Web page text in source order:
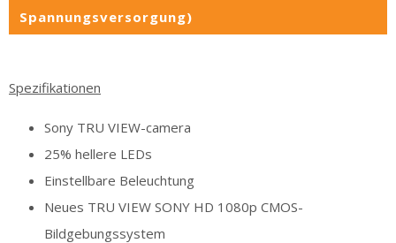
Spannungsversorgung)
Spezifikationen
Sony TRU VIEW-camera
25% hellere LEDs
Einstellbare Beleuchtung
Neues TRU VIEW SONY HD 1080p CMOS-
Bildgebungssystem